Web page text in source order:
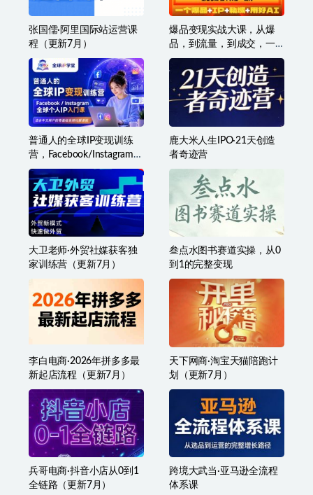
课程
锦囊
张国儒·阿里国际站运营课
程（更新7月）
爆品变现实战大课，从爆
普通人的全球IP变现训练
营，Facebook/Instagram全
球社媒课程
鹿大米人生IPO·21天创造
者奇迹营
大卫老师·外贸社媒获客独
叁点水图书赛道实操，从0
到1的完整变现
李白电商·2026年拼多多最
新起店流程（更新7月）
天下网商·淘宝天猫陪跑计
划（更新7月）